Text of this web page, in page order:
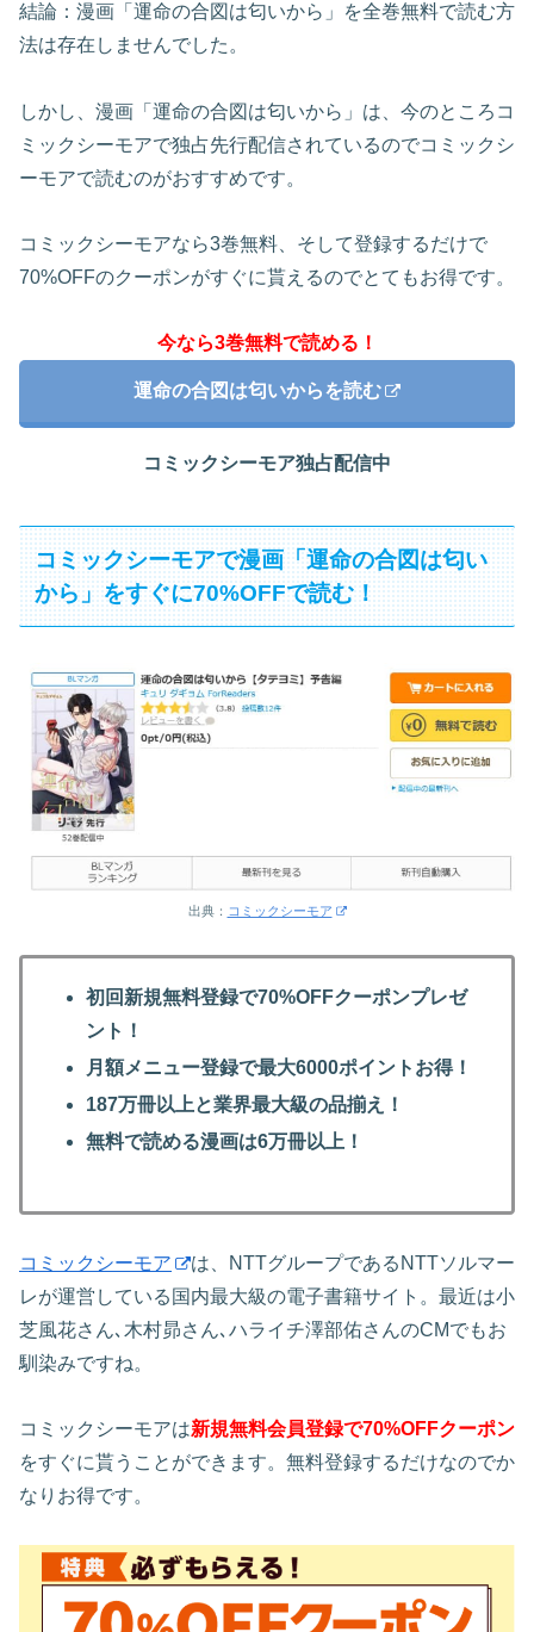
結論：漫画「運命の合図は匂いから」を全巻無料で読む方
法は存在しませんでした。
しかし、漫画「運命の合図は匂いから」は、今のところコ
ミックシーモアで独占先行配信されているのでコミックシ
ーモアで読むのがおすすめです。
コミックシーモアなら3巻無料、そして登録するだけで
70%OFFのクーポンがすぐに貰えるのでとてもお得です。
今なら3巻無料で読める！
運命の合図は匂いからを読む
コミックシーモア独占配信中
コミックシーモアで漫画「運命の合図は匂い
から」をすぐに70%OFFで読む！
出典： コミックシーモア
初回新規無料登録で70%OFFクーポンプレゼ
ント！
月額メニュー登録で最大6000ポイントお得！
187万冊以上と業界最大級の品揃え！
無料で読める漫画は6万冊以上！
コミックシーモア
は、NTTグループであるNTTソルマー
レが運営している国内最大級の電子書籍サイト。最近は小
芝風花さん､木村昴さん､ハライチ澤部佑さんのCMでもお
馴染みですね。
コミックシーモアは新規無料会員登録で70%OFFクーポン
をすぐに貰うことができます。無料登録するだけなのでか
なりお得です。